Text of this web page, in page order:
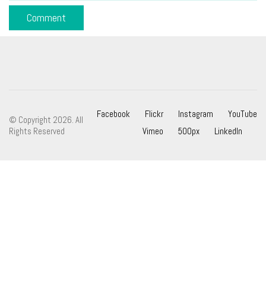
Facebook Flickr Instagram
YouTube
Vimeo
500px LinkedIn
© Copyright 2026. All
Rights Reserved